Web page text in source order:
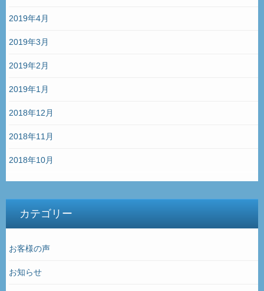
2019年4月
2019年3月
2019年2月
2019年1月
2018年12月
2018年11月
2018年10月
カテゴリー
お客様の声
お知らせ